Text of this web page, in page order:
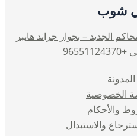
شوب
الجديد – بجوار جراند هايبر
المدونة
الخصوصية
والأحكام
والاستبدال